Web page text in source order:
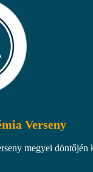
Verseny
megyei döntőjén